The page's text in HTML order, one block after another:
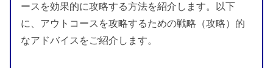
ースを効果的に攻略する方法を紹介します。以下
に、アウトコースを攻略するための戦略（攻略）的
なアドバイスをご紹介します。